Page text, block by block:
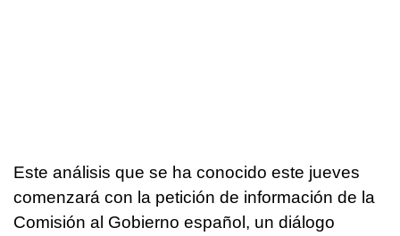
Este análisis que se ha conocido este jueves
comenzará con la petición de información de la
Comisión al Gobierno español, un diálogo